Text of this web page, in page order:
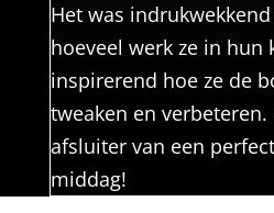
Het was
hoeveel werk ze in hun
inspirerend hoe ze de
tweaken en verbeteren.
afsluiter van een
middag!